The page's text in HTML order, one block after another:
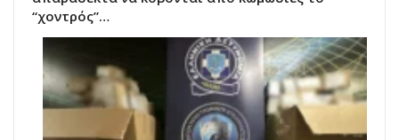
“χοντρός”…